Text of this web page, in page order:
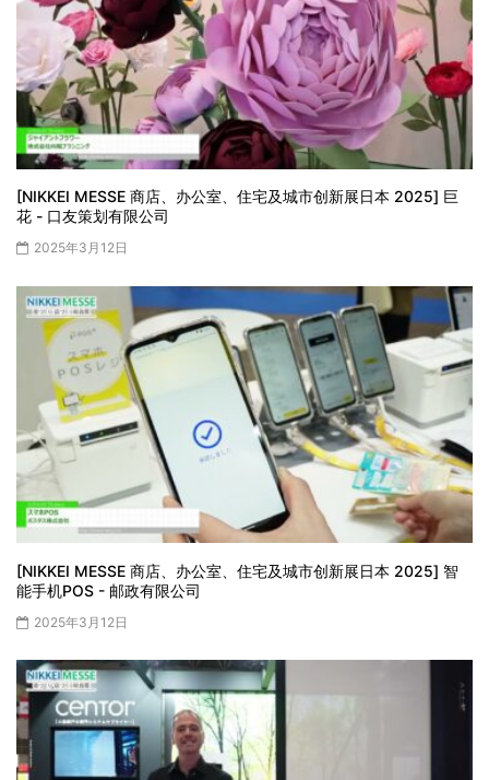
[NIKKEI MESSE 商店、办公室、住宅及城市创新展日本 2025] 巨
花 - 口友策划有限公司
2025年3月12日
[NIKKEI MESSE 商店、办公室、住宅及城市创新展日本 2025] 智
能手机POS - 邮政有限公司
2025年3月12日